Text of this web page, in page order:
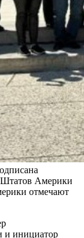
Штатов Америки
отмечают
и инициатор